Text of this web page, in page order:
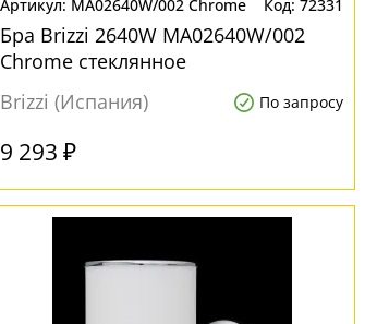
MA02640W/002 Chrome 72331
Бра Brizzi 2640W MA02640W/002
Chrome стеклянное
Brizzi (Испания)
По запросу
9 293 ₽